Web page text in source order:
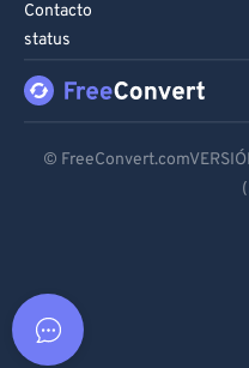
Contacto
status
©